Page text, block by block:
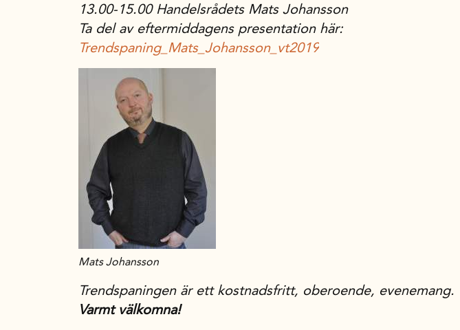
13.00-15.00 Handelsrådets Mats Johansson
Ta del av eftermiddagens presentation här:
Trendspaning_Mats_Johansson_vt2019
Mats Johansson
Trendspaningen är ett kostnadsfritt, oberoende, evenemang.
Varmt välkomna!